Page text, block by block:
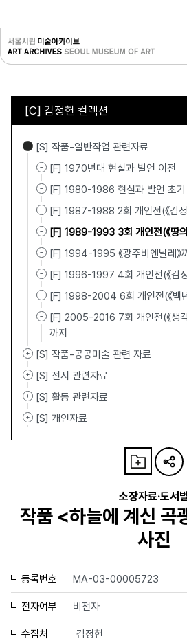
[C] 김정헌 컬렉션
[S] 작품-일반작업 관련자료
[F] 1970년대 현실과 발언 이전
[F] 1980-1986 현실과 발언 초기
[F] 1987-1988 2회 개인전(《김정
[F] 1989-1993 3회 개인전(《땅의
[F] 1994-1995 《광주비엔날레》
[F] 1996-1997 4회 개인전(《김정
[F] 1998-2004 6회 개인전(《백년
[F] 2005-2016 7회 개인전(《생각
까지
[S] 작품-공공미술 관련 자료
[S] 전시 관련자료
[S] 활동 관련자료
[S] 개인자료
소장자료·도서
작품 <하늘에 계신 곡
사진
등록번호 MA-03-00005723
전자여부 비전자
수집처 김정헌